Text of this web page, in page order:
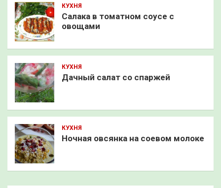
КУХНЯ
Салака в томатном соусе с
овощами
КУХНЯ
Дачный салат со спаржей
КУХНЯ
Ночная овсянка на соевом молоке